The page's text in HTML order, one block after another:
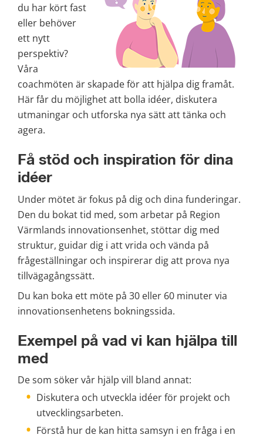
du har kört fast
eller behöver
ett nytt
perspektiv?
Våra
coachmöten är skapade för att hjälpa dig framåt.
Här får du möjlighet att bolla idéer, diskutera
utmaningar och utforska nya sätt att tänka och
agera.
Få stöd och inspiration för dina
idéer
Under mötet är fokus på dig och dina funderingar.
Den du bokat tid med, som arbetar på Region
Värmlands innovationsenhet, stöttar dig med
struktur, guidar dig i att vrida och vända på
frågeställningar och inspirerar dig att prova nya
tillvägagångssätt.
Du kan boka ett möte på 30 eller 60 minuter via
innovationsenhetens bokningssida.
Exempel på vad vi kan hjälpa till
med
De som söker vår hjälp vill bland annat:
Diskutera och utveckla idéer för projekt och
utvecklingsarbeten.
Förstå hur de kan hitta samsyn i en fråga i en